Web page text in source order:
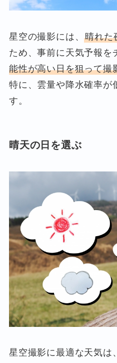
星空の撮影には、晴れた
ため、事前に天気予報を
能性が高い日を狙って撮
特に、雲量や降水確率が
す。
晴天の日を選ぶ
星空撮影に最適な天気は、